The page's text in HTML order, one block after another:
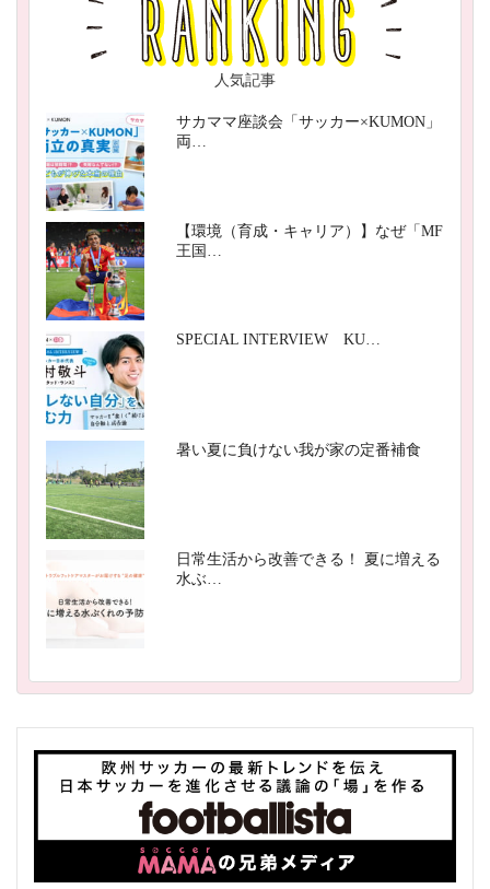
人気記事
サカママ座談会「サッカー×KUMON」
両…
【環境（育成・キャリア）】なぜ「MF
王国…
SPECIAL INTERVIEW KU…
暑い夏に負けない我が家の定番補食
日常生活から改善できる！ 夏に増える
水ぶ…